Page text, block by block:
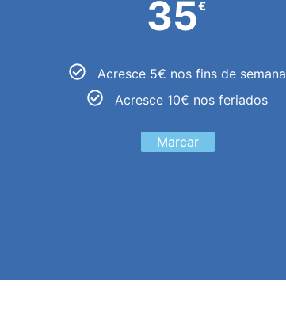
35€
Acresce 5€ nos fins de semana
Acresce 10€ nos feriados
Marcar